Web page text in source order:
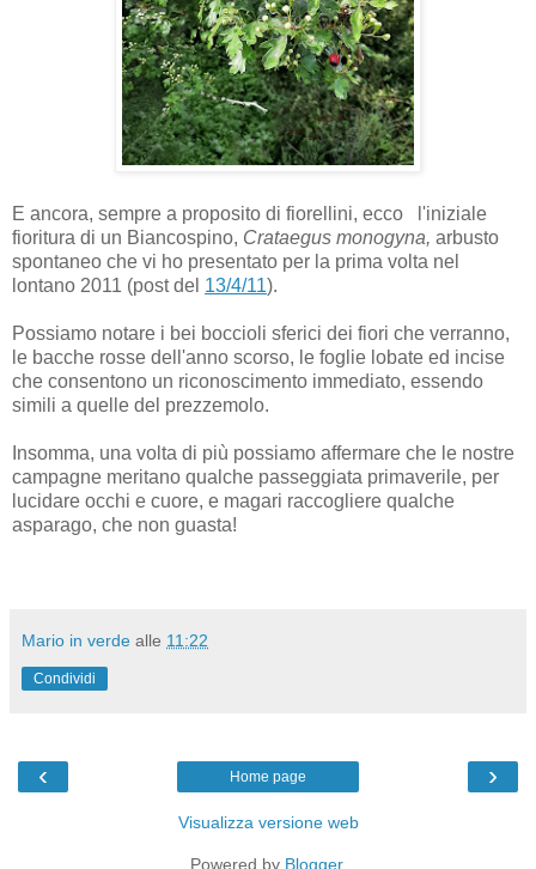
E ancora, sempre a proposito di fiorellini, ecco l'iniziale
fioritura di un Biancospino, Crataegus monogyna, arbusto
spontaneo che vi ho presentato per la prima volta nel
lontano 2011 (post del 13/4/11).
Possiamo notare i bei boccioli sferici dei fiori che verranno,
le bacche rosse dell'anno scorso, le foglie lobate ed incise
che consentono un riconoscimento immediato, essendo
simili a quelle del prezzemolo.
Insomma, una volta di più possiamo affermare che le nostre
campagne meritano qualche passeggiata primaverile, per
lucidare occhi e cuore, e magari raccogliere qualche
asparago, che non guasta!
Mario in verde alle 11:22
Condividi
‹ ›
Home page
Visualizza versione web
Powered by Blogger.